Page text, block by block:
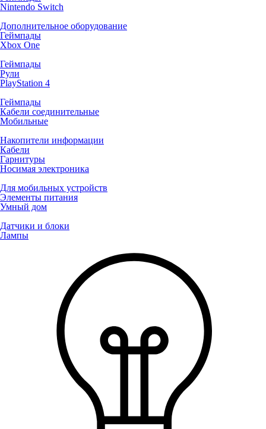
Nintendo Switch
Дополнительное оборудование
Геймпады
Xbox One
Геймпады
Рули
PlayStation 4
Геймпады
Кабели соединительные
Мобильные
Накопители информации
Кабели
Гарнитуры
Носимая электроника
Для мобильных устройств
Элементы питания
Умный дом
Датчики и блоки
Лампы